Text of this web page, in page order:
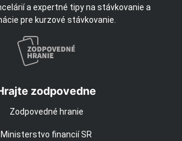
a expertné tipy na stávkovanie a
pre kurzové stávkovanie.
zodpovedne
Zodpovedné hranie
Ministerstvo financií SR